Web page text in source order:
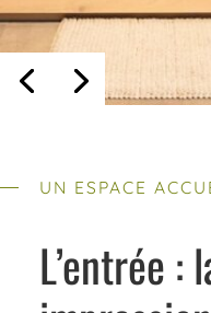
UN ESPACE
L’entrée :